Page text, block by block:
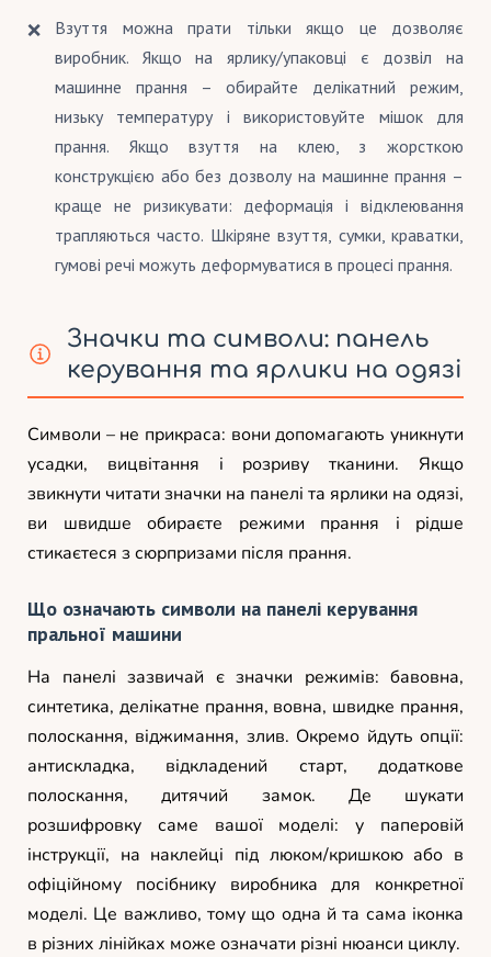
Взуття можна прати тільки якщо це дозволяє
виробник. Якщо на ярлику/упаковці є дозвіл на
машинне прання – обирайте делікатний режим,
низьку температуру і використовуйте мішок для
прання. Якщо взуття на клею, з жорсткою
конструкцією або без дозволу на машинне прання –
краще не ризикувати: деформація і відклеювання
трапляються часто. Шкіряне взуття, сумки, краватки,
гумові речі можуть деформуватися в процесі прання.
Значки та символи: панель
керування та ярлики на одязі
Символи – не прикраса: вони допомагають уникнути
усадки, вицвітання і розриву тканини. Якщо
звикнути читати значки на панелі та ярлики на одязі,
ви швидше обираєте режими прання і рідше
стикаєтеся з сюрпризами після прання.
Що означають символи на панелі керування
пральної машини
На панелі зазвичай є значки режимів: бавовна,
синтетика, делікатне прання, вовна, швидке прання,
полоскання, віджимання, злив. Окремо йдуть опції:
антискладка, відкладений старт, додаткове
полоскання, дитячий замок. Де шукати
розшифровку саме вашої моделі: у паперовій
інструкції, на наклейці під люком/кришкою або в
офіційному посібнику виробника для конкретної
моделі. Це важливо, тому що одна й та сама іконка
в різних лінійках може означати різні нюанси циклу.